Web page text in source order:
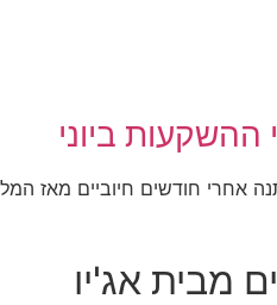
ההשקעות ביוני
אחרי חודשים חיוביים מאז
מבית אג'יו